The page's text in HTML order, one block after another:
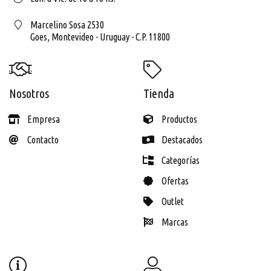
Marcelino Sosa 2530
Goes, Montevideo - Uruguay - C.P. 11800
Nosotros
Empresa
Contacto
Tienda
Productos
Destacados
Categorías
Ofertas
Outlet
Marcas